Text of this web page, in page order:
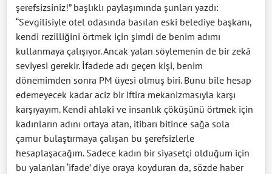
şerefsizsiniz!” başlıklı paylaşımında şunları yazdı:
“Sevgilisiyle otel odasında basılan eski belediye başkanı,
kendi rezilliğini örtmek için şimdi de benim adımı
kullanmaya çalışıyor. Ancak yalan söylemenin de bir zekâ
seviyesi gerekir. İfadede adı geçen kişi, benim
dönemimden sonra PM üyesi olmuş biri. Bunu bile hesap
edemeyecek kadar aciz bir iftira mekanizmasıyla karşı
karşıyayım. Kendi ahlaki ve insanlık çöküşünü örtmek için
kadınların adını ortaya atan, itibarı bitince sağa sola
çamur bulaştırmaya çalışan bu şerefsizlerle
hesaplaşacağım. Sadece kadın bir siyasetçi olduğum için
bu yalanları ‘ifade’ diye oraya koyduran da, sözde haber